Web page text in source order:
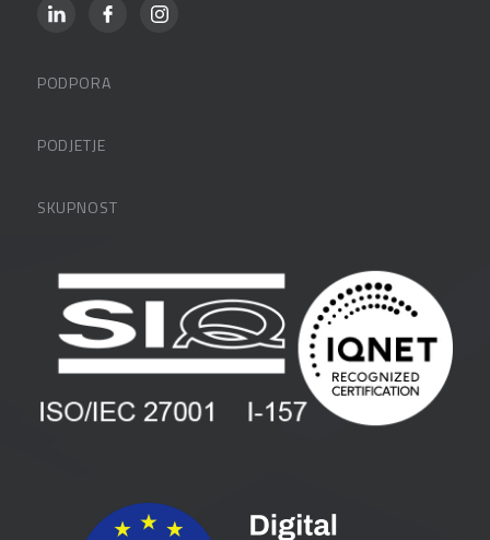
PODPORA
FAQ – pogosta vprašanja
PODJETJE
Zaposlitev
Vlagatelji
Pogoji in pogodbe
SKUPNOST
Blog
Spletni seminarji